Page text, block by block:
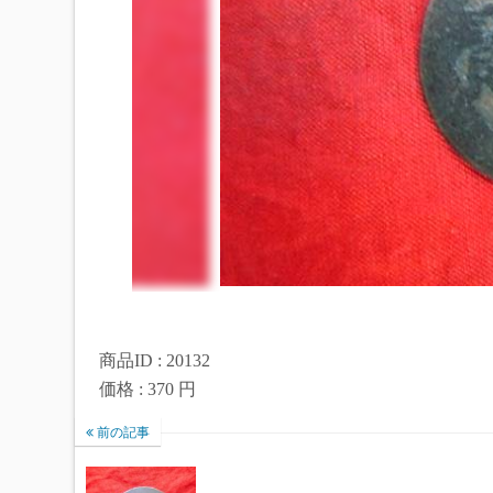
商品ID : 20132
価格 : 370 円
前の記事